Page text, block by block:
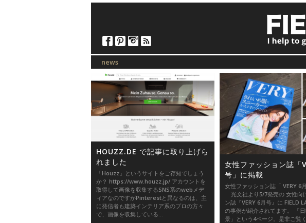
news
HOUZZ.DE で記事に取り上げら
れました
「Houzz」というサイトをご存知でしょう
か？ https://www.houzz.jp/ アカウントを
取得して画像を収集するSNS系のwebメデ
ィアなのですがPinterestと異なるのは、主
に発信者も建築インテリア系のプロの方々
で、画像を収集している...
女性ファッション誌「
号」に掲載
女性ファッション誌「 VERY 6
光文社より5/7発売の 女性向
ン誌『VERY 6月号』に FIELD
の事例が紹介されてます。 「
景」という4ページ。是非ご覧